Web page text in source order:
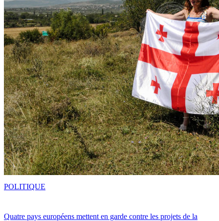
Quatre pays européens mettent en garde contre les projets de la
POLITIQUE